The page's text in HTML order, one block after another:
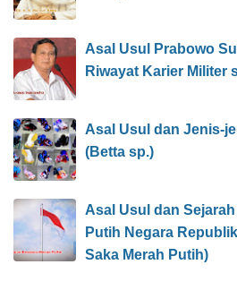
Asal Usul Prabowo
Riwayat Karier Militer
Asal Usul dan Jenis-
(Betta sp.)
Asal Usul dan
Putih Negara
Saka Merah Putih)